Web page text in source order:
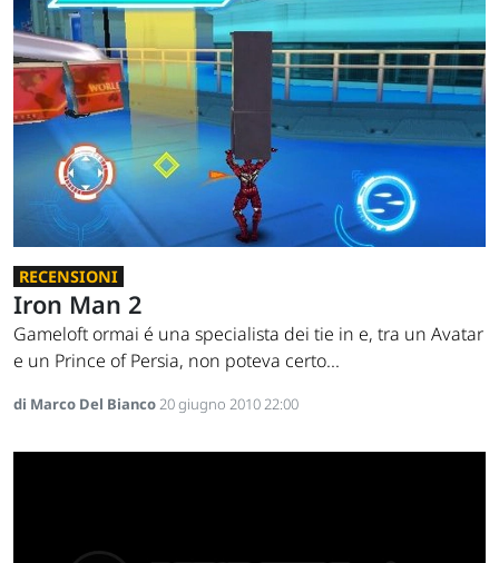
RECENSIONI
Iron Man 2
Gameloft ormai é una specialista dei tie in e, tra un Avatar
e un Prince of Persia, non poteva certo...
di Marco Del Bianco20 giugno 2010 22:00